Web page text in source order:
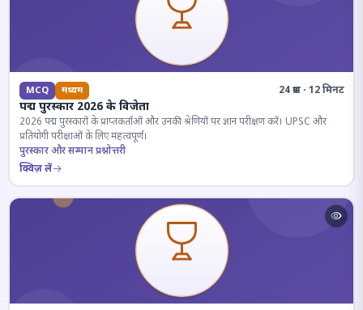
MCQ मध्यम 24 प्रश्न · 12 मिनट
पद्म पुरस्कार 2026 के विजेता
2026 पद्म पुरस्कारों के प्राप्तकर्ताओं और उनकी श्रेणियों पर ज्ञान परीक्षण करें। UPSC और
प्रतियोगी परीक्षाओं के लिए महत्वपूर्ण।
पुरस्कार और सम्मान प्रश्नोत्तरी
क्विज़ लें